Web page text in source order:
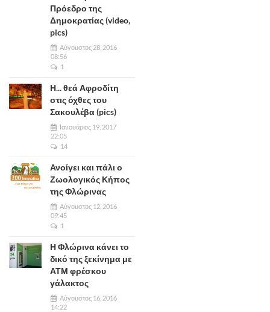
Πρόεδρο της
Δημοκρατίας (video,
pics)
Αύγουστος 28, 2016
08:56
1
Η... θεά Αφροδίτη
στις όχθες του
Σακουλέβα (pics)
Ιανουάριος 19, 2017
22:05
14
Ανοίγει και πάλι ο
Ζωολογικός Κήπος
της Φλώρινας
Αύγουστος 12, 2016
09:45
1
Η Φλώρινα κάνει το
δικό της ξεκίνημα με
ΑΤΜ φρέσκου
γάλακτος
Αύγουστος 16, 2016
14:22